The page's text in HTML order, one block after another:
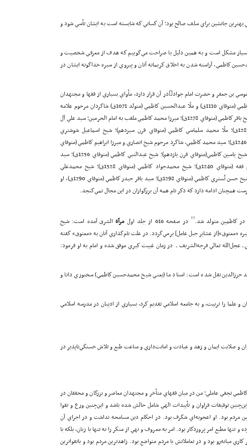
جانشين براي سلف صالح بود؛ آن كساني كه شايسته است به ايشان تأسي شود و
مشكل است و به همين دليل با صراحت مي‌گوييم كه هدف از معرفي شخصيت و
كاظمي، آراسته شدن به اخلاق كريمانه‌ آنان و پيروي از سيره خداگونه ايشان در
شهر كاظمين كه مرقد حضرت امام موسي بن جعفر امام موسي بن جعفر و حضرت امام جواددر آن قرار دارد، مأواي بسياري از فقها و مجتهدان
بزرگ از آل كاظمي بوده است؛ مانند شيخ محمدرضا كاظمي (متوفاي 1110ق) و ملّا عبدالحسين كاظمي (متولد 1071ق) شاگردان مرحوم علامه
مجلسي؛ شيخ محمد شريف كاظمي (متوفاي 1200ق)؛ شيخ باقر كاظمي (متوفاي 1278ق)؛ ميرزا محمد كاظمي ملقب به امام الحرمين؛ سيد علي آل
عطيه كاظمي، شاگرد شيخ مرتضي انصاري (متوفاي 1281ق)؛ ملّا محمد سلماسي كاظمي (متوفاي قرن سيزدهم)؛ شيخ اسماعيل شوشتري
كاظمي (متوفاي 1247ق)؛ سيد حسن شُبّر كاظمي(متوفاي 1246ق)؛ سيد محمد كاظمي، شاگرد مرحوم شيخ انصاري و ميرزا ابراهيم كاظمي (متوفاي
1342ق)؛ شيخ محمدحسن آل ياسين (متوفاي 1308ق)؛ شيخ ياسين كاظمي(متوفاي قرن يازدهم)؛ شيخ عبدالنبي كاظمي (متوفاي 1256ق)؛ سيد
محسن حسيني كاظمي صاحب كتاب الوسائل در علم فقه (متوفاي 1240ق)؛ شيخ محمدجواد كاظمي (متوفاي 1328ق)؛ شيخ محمدعلي
كاظمي صاحب كتاب فوائد الاصول (متوفاي 1328ق) ؛ شيخ حسن تُستري كاظمي (متوفاي 1298ق)؛ سيد باقر حيدر كاظمي (متوفاي 1290ق)، او
همچنان ادامه دارد كه ذكر نام همه آن بزرگواران در اين مجال نمي‌گنجد.
[1] در صفحه 616 از جلد اول مرآةالشرق آمده است: شيخ
«معتوق»[از عشاير جبل عامل] برمي‌گردد. در علت نام‌گذاري آنان به «معتوق» گفته
تعالي فرجه‌الشريف ـ در زمان غيبت كبري موفق شده و امام به او فرمود:
نقل شده است: استاد ما (يعني شيخ محمدحسين كاظمي) سخنوري دانا و
را تربيت، و به جامعه اسلامي تقديم كرد، بسياري از اديبان در مدرسه اسلامي
و صلابت ايمان و زهد و عبادت و امانت‌داري و مناعت طبع و تلاش خستگي‌ناپذير در
نجفي عاملي؛ من در ميان فقهاي متأخر و مجتهدان معاصر و بزرگان و محققان در
توفيقات فراوان و تأييدات الهي شامل حالش شده باشد و اين‌چنين ورع و تقوا
مردم بود. او اعجوبه‌اي شگرف بود. در احكام دين مسامحه نداشت و در اجراي آن
مطيع امر پروردگار بود. امر به معروف و نهي از منكر را نه تنها با زبان، بلكه با
ميانه‌رو بود و در تعاملاتش با مردم متواضع بود. زاهدترين مردم بود و باتقواترين